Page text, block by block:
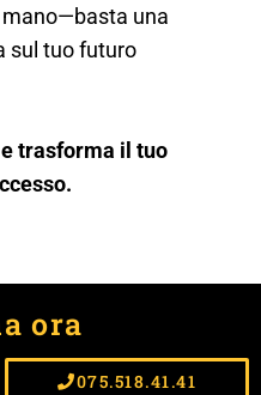
una
sul tuo futuro
trasforma il tuo
ora
075.518.41.41